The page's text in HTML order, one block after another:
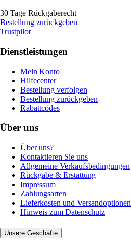
30 Tage Rückgaberecht
Bestellung zurückgeben
Trustpilot
Dienstleistungen
Mein Konto
Hilfecenter
Bestellung verfolgen
Bestellung zurückgeben
Rabattcodes
Über uns
Über uns?
Kontaktieren Sie uns
Allgemeine Verkaufsbedingungen
Rückgabe & Erstattung
Impressum
Zahlungsarten
Lieferkosten und Versandoptionen
Hinweis zum Datenschutz
Unsere Geschäfte